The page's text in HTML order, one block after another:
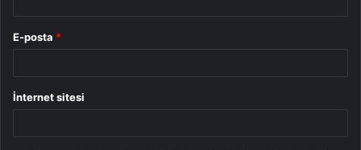
E-posta *
İnternet sitesi